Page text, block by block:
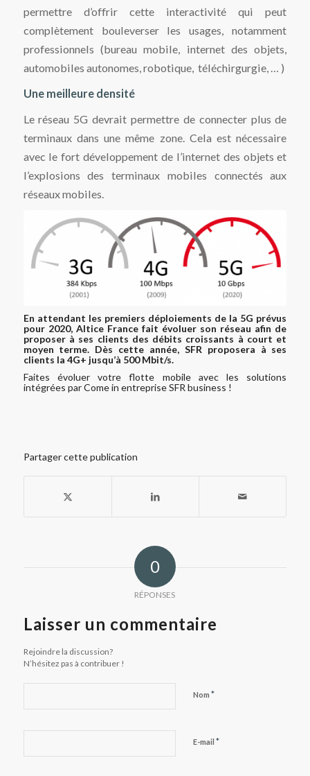
permettre d’offrir cette interactivité qui peut
complètement bouleverser les usages, notamment
professionnels (bureau mobile, internet des objets,
automobiles autonomes, robotique, téléchirgurgie, … )
Une meilleure densité
Le réseau 5G devrait permettre de connecter plus de
terminaux dans une même zone. Cela est nécessaire
avec le fort développement de l’internet des objets et
l’explosions des terminaux mobiles connectés aux
réseaux mobiles.
En attendant les premiers déploiements de la 5G prévus
pour 2020, Altice France fait évoluer son réseau afin de
proposer à ses clients des débits croissants à court et
moyen terme. Dès cette année, SFR proposera à ses
clients la 4G+ jusqu’à 500 Mbit/s.
Faites évoluer votre flotte mobileavec les solutions
intégrées par Come in entrepriseSFR business !
Partager cette publication
0
RÉPONSES
Laisser un commentaire
Rejoindre la discussion?
N’hésitez pas à contribuer !
Nom *
E-mail *